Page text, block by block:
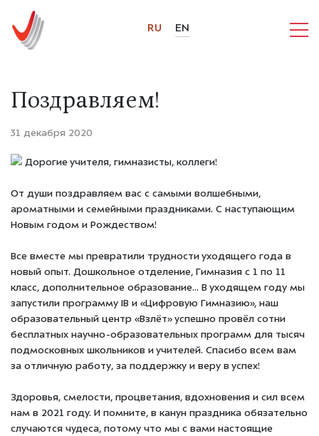
RU EN
Поздравляем!
31 декабря 2020
Дорогие учителя, гимназисты, коллеги!
От души поздравляем вас с самыми волшебными,
ароматными и семейными праздниками. С наступающим
Новым годом и Рождеством!
Все вместе мы превратили трудности уходящего года в
новый опыт. Дошкольное отделение, Гимназия с 1 по 11
класс, дополнительное образование... В уходящем году мы
запустили программу IB и «Цифровую Гимназию», наш
образовательный центр «Взлёт» успешно провёл сотни
бесплатных научно-образовательных программ для тысяч
подмосковных школьников и учителей. Спасибо всем вам
за отличную работу, за поддержку и веру в успех!
Здоровья, смелости, процветания, вдохновения и сил всем
нам в 2021 году. И помните, в канун праздника обязательно
случаются чудеса, потому что мы с вами настоящие